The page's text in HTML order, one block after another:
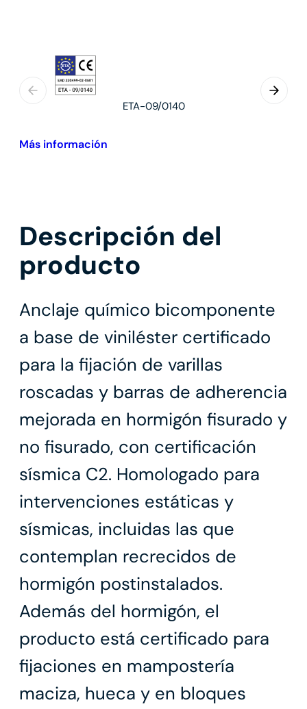
ETA-09/0140
Más información
Descripción del
producto
Anclaje químico bicomponente
a base de viniléster certificado
para la fijación de varillas
roscadas y barras de adherencia
mejorada en hormigón fisurado y
no fisurado, con certificación
sísmica C2. Homologado para
intervenciones estáticas y
sísmicas, incluidas las que
contemplan recrecidos de
hormigón postinstalados.
Además del hormigón, el
producto está certificado para
fijaciones en mampostería
maciza, hueca y en bloques